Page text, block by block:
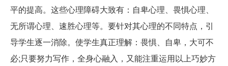
平的提高。这些心理障碍大致有：自卑心理、畏惧心理、
无所谓心理、速胜心理等。要针对其心理的不同特点，引
导学生逐一消除。使学生真正理解：畏惧、自卑，大可不
必;只要努力写作，全身心融入，又能注重运用以上巧妙方